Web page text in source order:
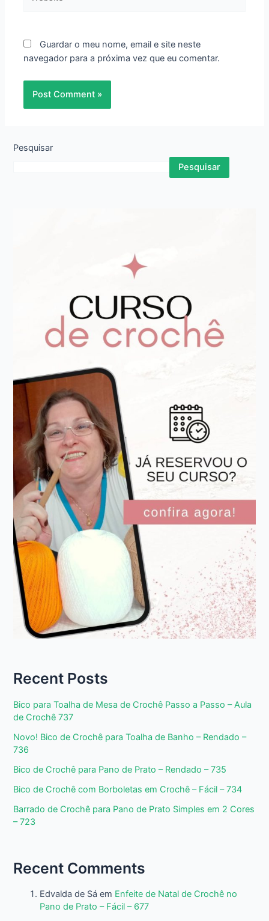
Guardar o meu nome, email e site neste
navegador para a próxima vez que eu comentar.
Pesquisar
Pesquisar
Recent Posts
Bico para Toalha de Mesa de Crochê Passo a Passo – Aula
de Crochê 737
Novo! Bico de Crochê para Toalha de Banho – Rendado –
736
Bico de Crochê para Pano de Prato – Rendado – 735
Bico de Crochê com Borboletas em Crochê – Fácil – 734
Barrado de Crochê para Pano de Prato Simples em 2 Cores
– 723
Recent Comments
Edvalda de Sá em Enfeite de Natal de Crochê no
Pano de Prato – Fácil – 677